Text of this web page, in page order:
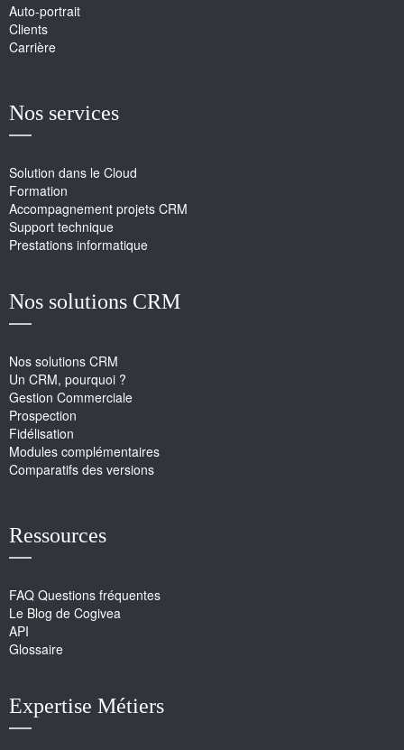
Auto-portrait
Clients
Carrière
Nos services
Solution dans le Cloud
Formation
Accompagnement projets CRM
Support technique
Prestations informatique
Nos solutions CRM
Nos solutions CRM
Un CRM, pourquoi ?
Gestion Commerciale
Prospection
Fidélisation
Modules complémentaires
Comparatifs des versions
Ressources
FAQ Questions fréquentes
Le Blog de Cogivea
API
Glossaire
Expertise Métiers